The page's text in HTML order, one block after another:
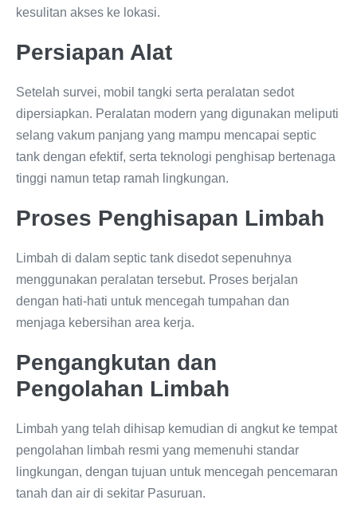
kesulitan akses ke lokasi.
Persiapan Alat
Setelah survei, mobil tangki serta peralatan sedot
dipersiapkan. Peralatan modern yang digunakan meliputi
selang vakum panjang yang mampu mencapai septic
tank dengan efektif, serta teknologi penghisap bertenaga
tinggi namun tetap ramah lingkungan.
Proses Penghisapan Limbah
Limbah di dalam septic tank disedot sepenuhnya
menggunakan peralatan tersebut. Proses berjalan
dengan hati-hati untuk mencegah tumpahan dan
menjaga kebersihan area kerja.
Pengangkutan dan
Pengolahan Limbah
Limbah yang telah dihisap kemudian di angkut ke tempat
pengolahan limbah resmi yang memenuhi standar
lingkungan, dengan tujuan untuk mencegah pencemaran
tanah dan air di sekitar Pasuruan.